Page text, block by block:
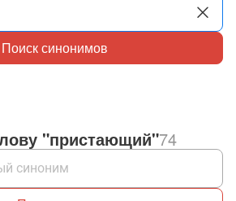
Поиск синонимов
"пристающий"74